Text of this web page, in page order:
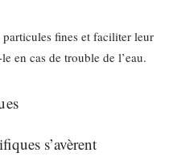
fines et faciliter leur
en cas de trouble de l’eau.
s’avèrent